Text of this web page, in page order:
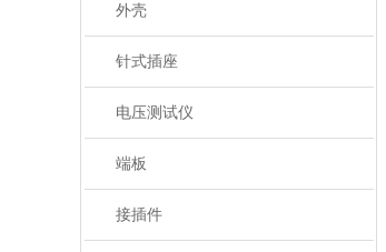
外壳
针式插座
电压测试仪
端板
接插件